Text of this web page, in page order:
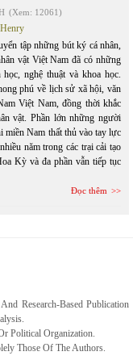
(Xem: 12061)
tập những bút ký cá nhân,
vật Việt Nam đã có những
nghệ thuật và khoa học.
phú về lịch sử xã hội, văn
Việt Nam, đồng thời khắc
vật. Phần lớn những người
miền Nam thất thủ vào tay lực
năm trong các trại cải tạo
Kỳ và đa phần vẫn tiếp tục
Đọc thêm
Research-Based Publication
Political Organization.
Those Of The Authors.